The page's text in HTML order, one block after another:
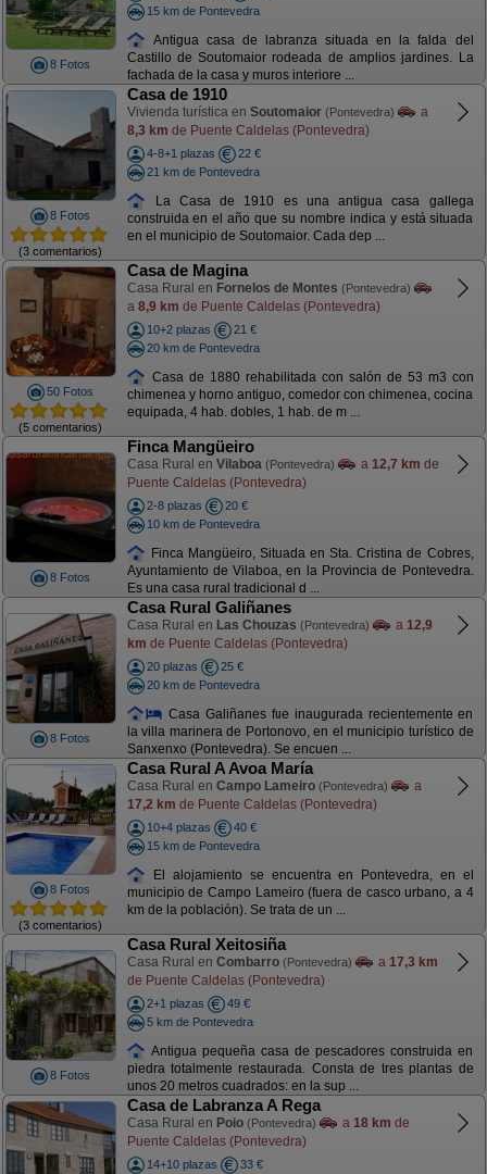
8 Fotos
15 km de Pontevedra
Antigua casa de labranza situada en la falda del
Castillo de Soutomaior rodeada de amplios jardines. La
fachada de la casa y muros interiore ...
8 Fotos
(3 comentarios)
Casa de 1910
Vivienda turística en Soutomaior (Pontevedra)
a
8,3 km de Puente Caldelas (Pontevedra)
4-8+1 plazas
22 €
21 km de Pontevedra
La Casa de 1910 es una antigua casa gallega
construida en el año que su nombre indica y está situada
en el municipio de Soutomaior. Cada dep ...
50 Fotos
(5 comentarios)
Casa de Magina
Casa Rural en Fornelos de Montes (Pontevedra)
a 8,9 km de Puente Caldelas (Pontevedra)
10+2 plazas
21 €
20 km de Pontevedra
Casa de 1880 rehabilitada con salón de 53 m3 con
chimenea y horno antiguo, comedor con chimenea, cocina
equipada, 4 hab. dobles, 1 hab. de m ...
8 Fotos
Finca Mangüeiro
Casa Rural en Vilaboa (Pontevedra) a 12,7 km de
Puente Caldelas (Pontevedra)
2-8 plazas
20 €
10 km de Pontevedra
Finca Mangüeiro, Situada en Sta. Cristina de Cobres,
Ayuntamiento de Vilaboa, en la Provincia de Pontevedra.
Es una casa rural tradicional d ...
8 Fotos
Casa Rural Galiñanes
Casa Rural en Las Chouzas (Pontevedra) a 12,9
km de Puente Caldelas (Pontevedra)
20 plazas
25 €
20 km de Pontevedra
Casa Galiñanes fue inaugurada recientemente en
la villa marinera de Portonovo, en el municipio turístico de
Sanxenxo (Pontevedra). Se encuen ...
8 Fotos
(3 comentarios)
Casa Rural A Avoa María
Casa Rural en Campo Lameiro (Pontevedra)
a
17,2 km de Puente Caldelas (Pontevedra)
10+4 plazas
40 €
15 km de Pontevedra
El alojamiento se encuentra en Pontevedra, en el
municipio de Campo Lameiro (fuera de casco urbano, a 4
km de la población). Se trata de un ...
8 Fotos
Casa Rural Xeitosiña
Casa Rural en Combarro (Pontevedra) a 17,3 km
de Puente Caldelas (Pontevedra)
2+1 plazas
49 €
5 km de Pontevedra
Antigua pequeña casa de pescadores construida en
piedra totalmente restaurada. Consta de tres plantas de
unos 20 metros cuadrados: en la sup ...
Casa de Labranza A Rega
Casa Rural en Poio (Pontevedra) a 18 km de
Puente Caldelas (Pontevedra)
14+10 plazas
33 €